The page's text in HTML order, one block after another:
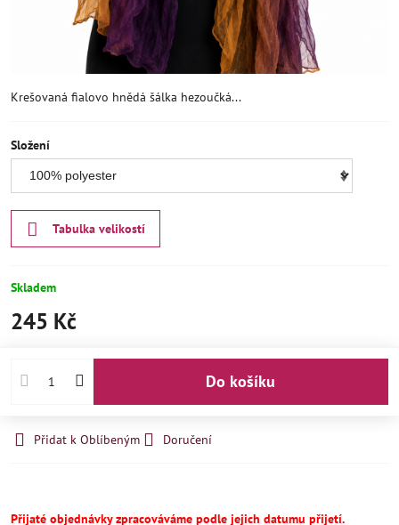
Krešovaná fialovo hnědá šálka hezoučká...
Složení
Tabulka velikostí
Skladem
245 Kč
Do košíku
Přidat k Oblíbeným Doručení
Přijaté objednávky zpracováváme podle jejich datumu přijetí.